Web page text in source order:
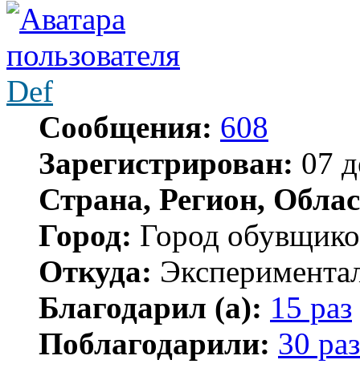
Def
Сообщения: 608
Зарегистрирован: 07
Страна, Регион,
Город: Город
Откуда:
Благодарил (а): 15 раз
Поблагодарили: 30 раз